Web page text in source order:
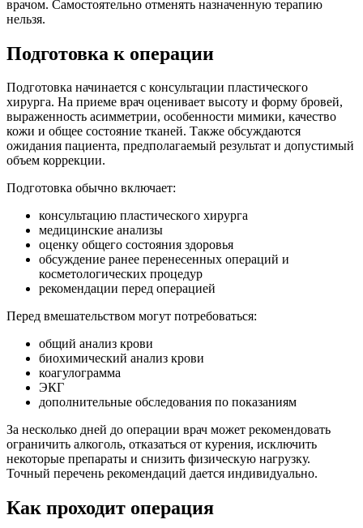
врачом. Самостоятельно отменять назначенную терапию
нельзя.
Подготовка к операции
Подготовка начинается с консультации пластического
хирурга. На приеме врач оценивает высоту и форму бровей,
выраженность асимметрии, особенности мимики, качество
кожи и общее состояние тканей. Также обсуждаются
ожидания пациента, предполагаемый результат и допустимый
объем коррекции.
Подготовка обычно включает:
консультацию пластического хирурга
медицинские анализы
оценку общего состояния здоровья
обсуждение ранее перенесенных операций и
косметологических процедур
рекомендации перед операцией
Перед вмешательством могут потребоваться:
общий анализ крови
биохимический анализ крови
коагулограмма
ЭКГ
дополнительные обследования по показаниям
За несколько дней до операции врач может рекомендовать
ограничить алкоголь, отказаться от курения, исключить
некоторые препараты и снизить физическую нагрузку.
Точный перечень рекомендаций дается индивидуально.
Как проходит операция